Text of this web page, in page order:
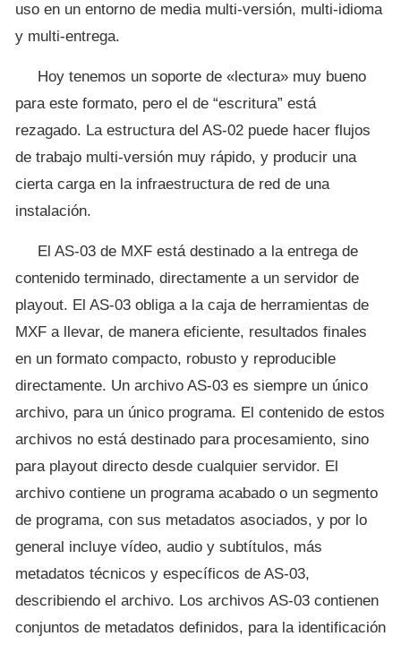
uso en un entorno de media multi-versión, multi-idioma
y multi-entrega.
Hoy tenemos un soporte de «lectura» muy bueno
para este formato, pero el de “escritura” está
rezagado. La estructura del AS-02 puede hacer flujos
de trabajo multi-versión muy rápido, y producir una
cierta carga en la infraestructura de red de una
instalación.
El AS-03 de MXF está destinado a la entrega de
contenido terminado, directamente a un servidor de
playout. El AS-03 obliga a la caja de herramientas de
MXF a llevar, de manera eficiente, resultados finales
en un formato compacto, robusto y reproducible
directamente. Un archivo AS-03 es siempre un único
archivo, para un único programa. El contenido de estos
archivos no está destinado para procesamiento, sino
para playout directo desde cualquier servidor. El
archivo contiene un programa acabado o un segmento
de programa, con sus metadatos asociados, y por lo
general incluye vídeo, audio y subtítulos, más
metadatos técnicos y específicos de AS-03,
describiendo el archivo. Los archivos AS-03 contienen
conjuntos de metadatos definidos, para la identificación